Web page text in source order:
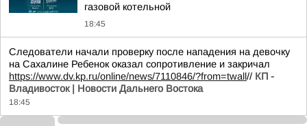
газовой котельной
18:45
Следователи начали проверку после нападения на девочку
на Сахалине Ребенок оказал сопротивление и закричал
https://www.dv.kp.ru/online/news/7110846/?from=twall// КП -
Владивосток | Новости Дальнего Востока
18:45